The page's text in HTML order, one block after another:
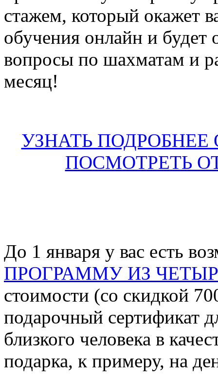
стажем, который окажет
обучения онлайн и будет
вопросы по шахматам и
месяц!
УЗНАТЬ
ПОСМОТРЕТЬ
До 1 января у вас есть
ПРОГРАММУ ИЗ
стоимости (со скидкой
подарочный сертификат
близкого человека в
подарка, к примеру, на